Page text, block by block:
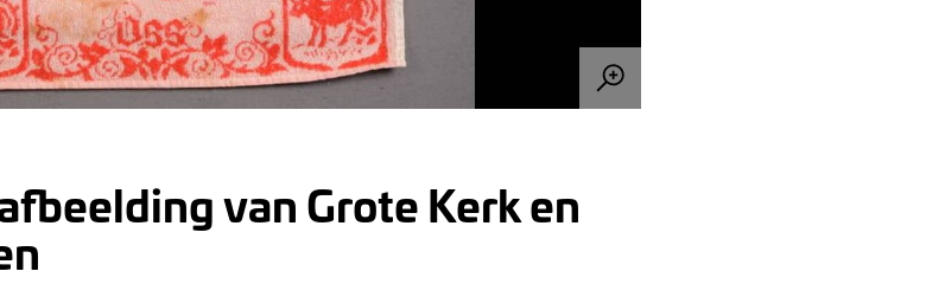
van Grote Kerk en